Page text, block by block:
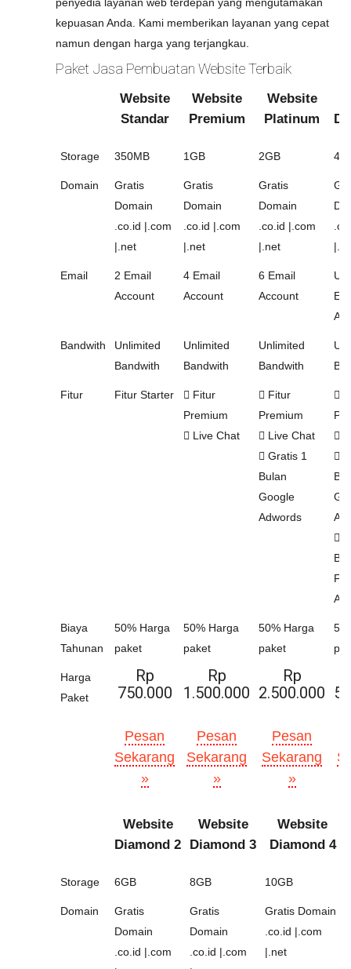
kepuasan Anda. Kami memberikan layanan yang cepat
namun dengan harga yang terjangkau.
Paket Jasa Pembuatan Website Terbaik
Website
Standar
Website
Premium
Website
Platinum
Storage 350MB 1GB 2GB
Domain
Gratis
Domain
.co.id |.com
|.net
Gratis
Domain
.co.id |.com
|.net
Gratis
Domain
.co.id |.com
|.net
Email
2 Email
Account
4 Email
Account
6 Email
Account
Bandwith
Unlimited
Bandwith
Unlimited
Bandwith
Unlimited
Bandwith
Fitur Fitur Starter
Fitur
Premium
Live Chat
Fitur
Premium
Live Chat
Gratis 1
Bulan
Google
Adwords
Biaya
Tahunan
50% Harga
paket
50% Harga
paket
50% Harga
paket
Harga
Paket
Rp
750.000
Rp
1.500.000
Rp
2.500.000
Pesan
Sekarang
»
Pesan
Sekarang
»
Pesan
Sekarang
»
Website
Diamond 2
Website
Diamond 3
Website
Diamond 4
Storage 6GB 8GB 10GB
Domain
Gratis
Domain
.co.id |.com
Gratis
Domain
.co.id |.com
Gratis Domain
.co.id |.com
|.net